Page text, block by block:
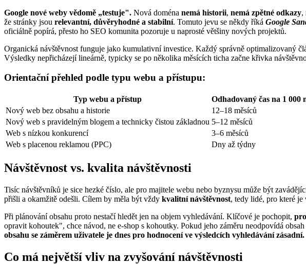
Google nové weby vědomě „testuje". Nová doména nemá historii, nemá zpětné odkazy,
že stránky jsou relevantní, důvěryhodné a stabilní. Tomuto jevu se někdy říká Google
oficiálně popírá, přesto ho SEO komunita pozoruje u naprosté většiny nových projektů.
Organická návštěvnost funguje jako kumulativní investice. Každý správně optimalizovaný
Výsledky nepřicházejí lineárně, typicky se po několika měsících ticha začne křivka
Orientační přehled podle typu webu a přístupu:
Typ webu a přístup
Odhadovaný čas na 1 000
Nový web bez obsahu a historie
12–18 měsíců
Nový web s pravidelným blogem a technicky čistou základnou 5–12 měsíců
Web s nízkou konkurencí
3–6 měsíců
Web s placenou reklamou (PPC)
Dny až týdny
Návštěvnost vs. kvalita návštěvnosti
Tisíc návštěvníků je sice hezké číslo, ale pro majitele webu nebo byznysu může být
přišli a okamžitě odešli. Cílem by měla být vždy kvalitní návštěvnost, tedy lidé, pro které je
Při plánování obsahu proto nestačí hledět jen na objem vyhledávání. Klíčové je pochopit,
opravit kohoutek", chce návod, ne e-shop s kohoutky. Pokud jeho záměru neodpovídá
obsahu se záměrem uživatele je dnes pro hodnocení ve výsledcích vyhledávání zásadní.
Co má největší vliv na zvyšování návštěvnosti